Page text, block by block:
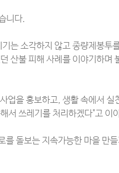
니다.
는 소각하지 않고 종량제봉
산불 피해 사례를 이야기하
업을 홍보하고, 생활 속에서
서 쓰레기를 처리하겠다"고 이
돌보는 지속가능한 마을 만